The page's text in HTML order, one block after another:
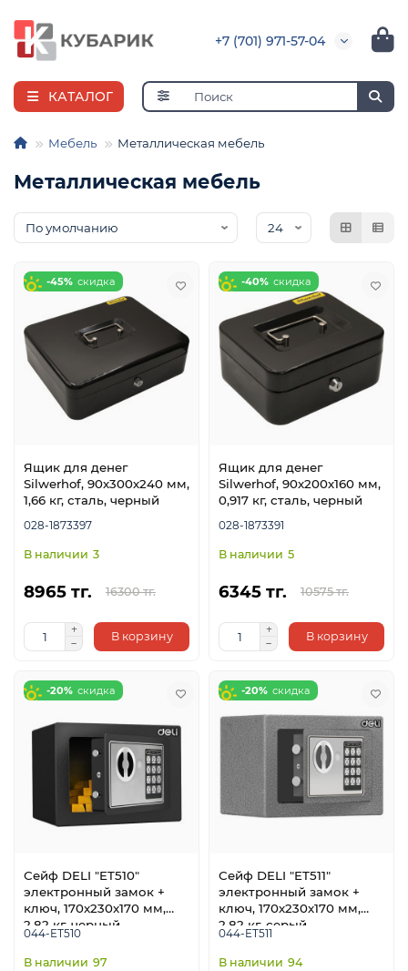
+7 (701) 971-57-04
КАТАЛОГ
Мебель Металлическая мебель
Металлическая мебель
-45%
Ящик для денег
Silwerhof, 90х300х240 мм,
1,66 кг, сталь, черный
028-1873397
3
8965 тг. 16300 тг.
В корзину
-40%
Ящик для денег
Silwerhof, 90х200х160 мм,
0,917 кг, сталь, черный
028-1873391
5
6345 тг. 10575 тг.
В корзину
-20%
Сейф DELI "ET510"
электронный замок +
ключ, 170x230x170 мм,
2.82 кг, черный
044-ET510
97
-20%
Сейф DELI "ET511"
электронный замок +
ключ, 170х230х170 мм,
2.82 кг, серый
044-ET511
94